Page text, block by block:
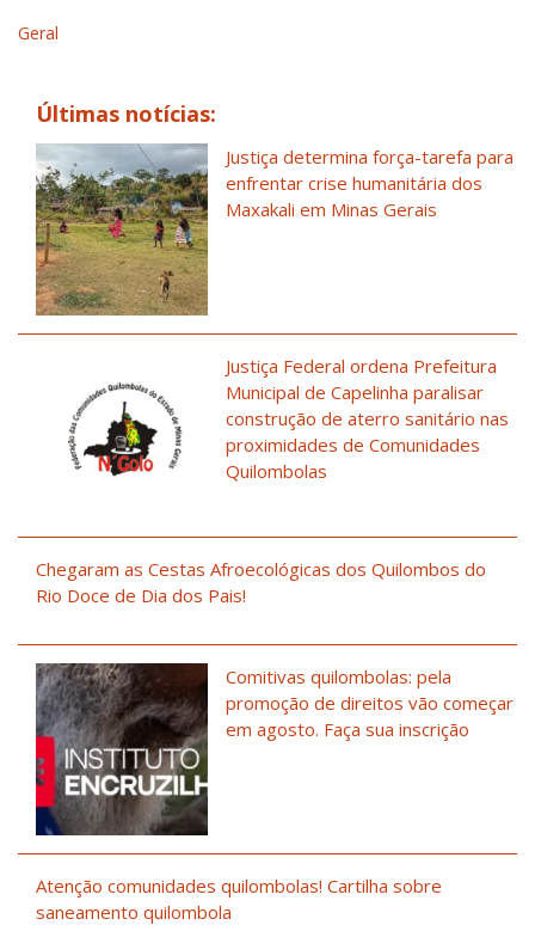
Geral
Últimas notícias:
Justiça determina força-tarefa para
enfrentar crise humanitária dos
Maxakali em Minas Gerais
Justiça Federal ordena Prefeitura
Municipal de Capelinha paralisar
construção de aterro sanitário nas
proximidades de Comunidades
Quilombolas
Chegaram as Cestas Afroecológicas dos Quilombos do
Rio Doce de Dia dos Pais!
Comitivas quilombolas: pela
promoção de direitos vão começar
em agosto. Faça sua inscrição
Atenção comunidades quilombolas! Cartilha sobre
saneamento quilombola